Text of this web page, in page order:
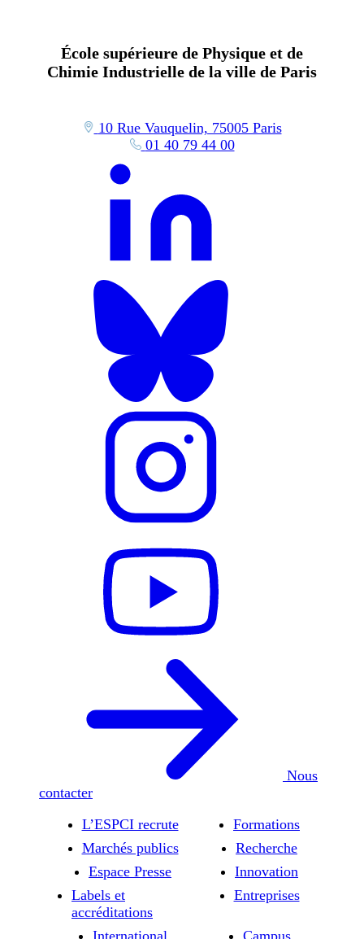
École supérieure de Physique et de
Chimie Industrielle de la ville de Paris
10 Rue Vauquelin, 75005 Paris
01 40 79 44 00
Nous
contacter
L’ESPCI recrute
Formations
Marchés publics
Recherche
Espace Presse
Innovation
Labels et
accréditations
Entreprises